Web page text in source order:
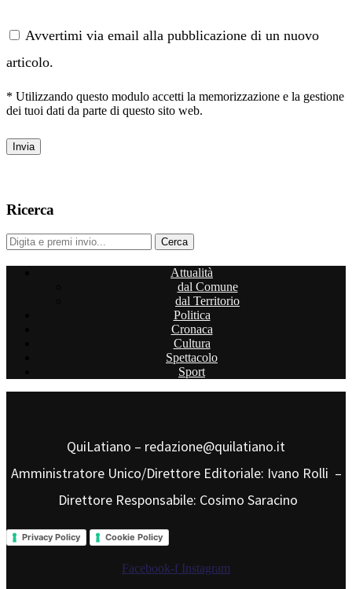
Avvertimi via email alla pubblicazione di un nuovo
articolo.
* Utilizzando questo modulo accetti la memorizzazione e la gestione
dei tuoi dati da parte di questo sito web.
Ricerca
Attualità
dal Comune
dal Territorio
Politica
Cronaca
Cultura
Spettacolo
Sport
QuiLatiano – redazione@quilatiano.it
Amministratore Unico/Direttore Editoriale: Ivano Rolli –
Direttore Responsabile: Cosimo Saracino
Privacy Policy Cookie Policy
Facebook-f Instagram